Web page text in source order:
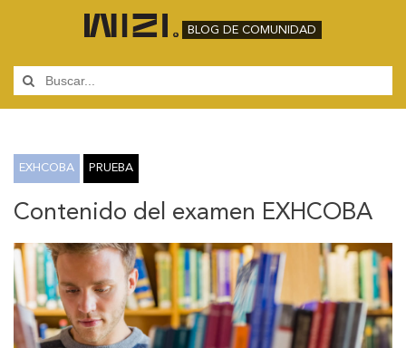
BLOG DE COMUNIDAD
EXHCOBA PRUEBA
Contenido del examen EXHCOBA